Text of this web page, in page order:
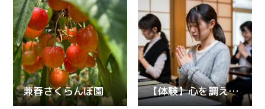
兼春さくらんぼ園 【体験】心を調える“写仏”アート